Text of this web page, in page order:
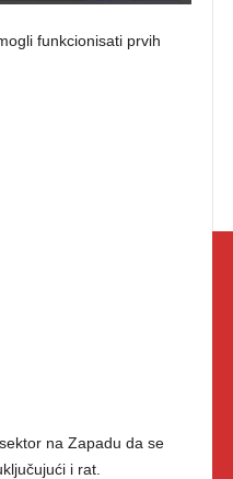
funkcionisati prvih
na Zapadu da se
i rat.